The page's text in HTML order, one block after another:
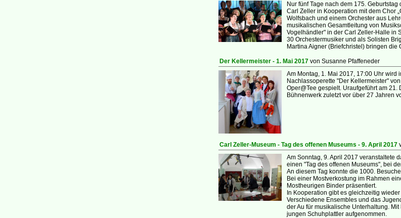
Nur fünf Tage nach dem 175.
Carl Zeller in Kooperation mit dem Chor
Wolfsbach und einem Orchester aus
musikalischen Gesamtleitung von
Vogelhändler" in der Carl Zeller-Halle in
30 Orchestermusiker und als Solisten
Martina Aigner (Briefchristel) bringen
Der Kellermeister - 1. Mai 2017 von Susanne Pfaffeneder
Am Montag, 1. Mai 2017, 17:00 Uhr wird
Nachlassoperette "Der Kellermeister"
Oper@Tee gespielt. Uraufgeführt am
Bühnenwerk zuletzt vor über 27 Jahren
Carl Zeller-Museum - Tag des offenen Museums - 9. April 2017
Am Sonntag, 9. April 2017 veranstaltete
einen "Tag des offenen Museums", bei
An diesem Tag konnte die 1000.
Bei einer Mostverkostung im Rahmen
Mostheurigen Binder präsentiert.
In Kooperation gibt es gleichzeitig
Verschiedene Ensembles und das
der Au für musikalische Unterhaltung.
jungen Schuhplattler aufgenommen.